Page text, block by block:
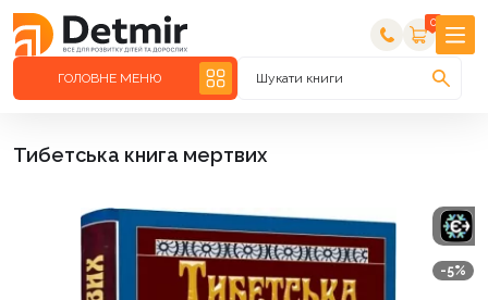
0
ГОЛОВНЕ МЕНЮ Шукати книги
Тибетська книга мертвих
-5%